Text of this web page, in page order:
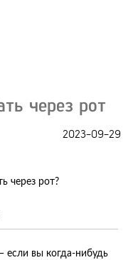
через рот
2023-09-29
вы когда-нибудь